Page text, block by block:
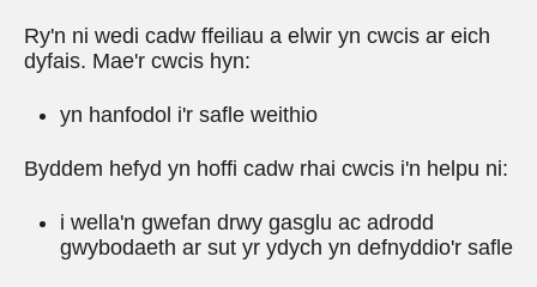
Ry'n ni wedi cadw ffeiliau a elwir yn cwcis ar eich
dyfais. Mae'r cwcis hyn:
yn hanfodol i'r safle weithio
Byddem hefyd yn hoffi cadw rhai cwcis i'n helpu ni:
i wella'n gwefan drwy gasglu ac adrodd
gwybodaeth ar sut yr ydych yn defnyddio'r safle